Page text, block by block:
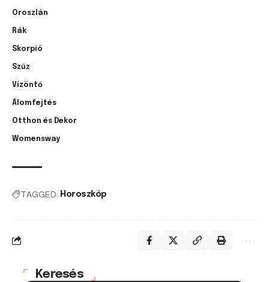
Oroszlán
Rák
Skorpió
Szűz
Vízöntő
Álomfejtés
Otthon és Dekor
Womensway
TAGGED: Horoszkóp
Keresés